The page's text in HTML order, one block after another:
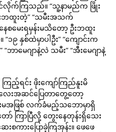
လိုက်ကြသည်။ “သူ့နာမည်က ဖြိုး
ဦးဘထူးတဲ့” “သမီးအသက်
ေးရမှန်းမသိတော့ ဦးဘထူး
နှစ်ထဲမှာပါဦး” “ကျောင်းက
ဘာမေဂျာနဲ့လဲ သမီး” “အီးမေဂျာနဲ့
ကြည့်ရင်း ဖိုးကျော်ကြည်နူးမိ
လေးအဆင်ပြေတာတွေ့တော့
းမအဖြစ် လက်ခံမည့်သဘောမှာရှိ
ာ် ကြာပြီလို့ တွေးနေတုန်းရှိသေး
ကားပြောခဲ့ကြအုန်း။ ဖေဖေ